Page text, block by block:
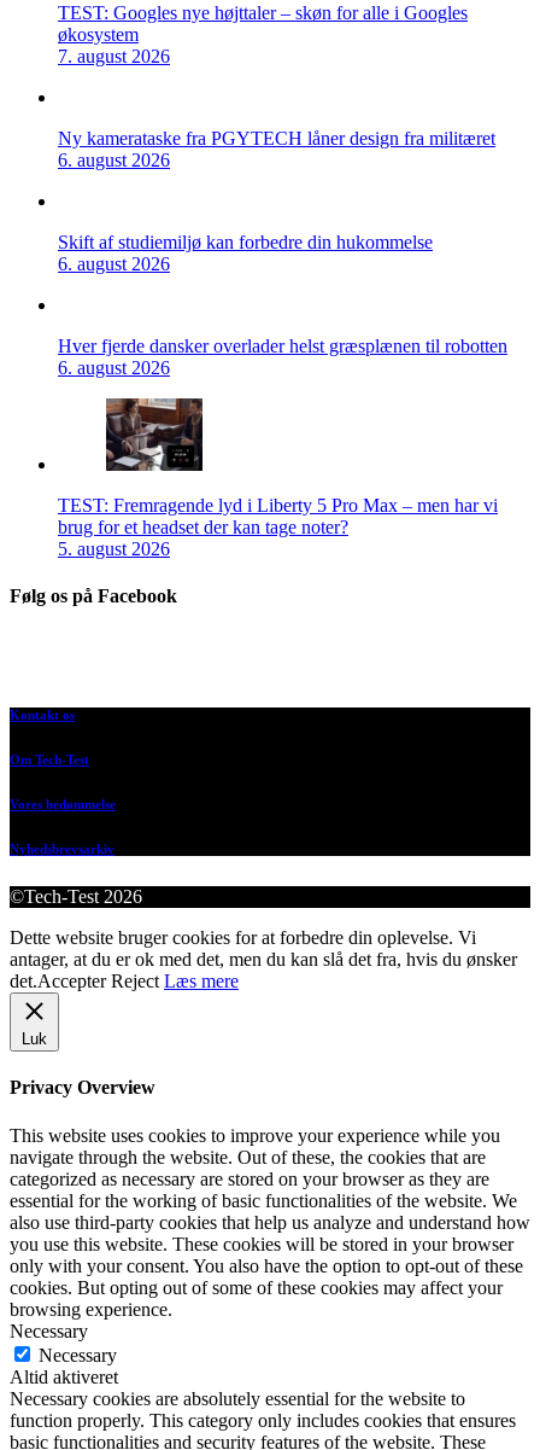
TEST: Googles nye højttaler – skøn for alle i Googles
økosystem
7. august 2026
Ny kamerataske fra PGYTECH låner design fra militæret
6. august 2026
Skift af studiemiljø kan forbedre din hukommelse
6. august 2026
Hver fjerde dansker overlader helst græsplænen til robotten
6. august 2026
TEST: Fremragende lyd i Liberty 5 Pro Max – men har vi
brug for et headset der kan tage noter?
5. august 2026
Følg os på Facebook
Kontakt os
Om Tech-Test
Vores bedømmelse
Nyhedsbrevsarkiv
©Tech-Test 2026
Dette website bruger cookies for at forbedre din oplevelse. Vi
antager, at du er ok med det, men du kan slå det fra, hvis du ønsker
det.Accepter Reject Læs mere
Luk
Privacy Overview
This website uses cookies to improve your experience while you
navigate through the website. Out of these, the cookies that are
categorized as necessary are stored on your browser as they are
essential for the working of basic functionalities of the website. We
also use third-party cookies that help us analyze and understand how
you use this website. These cookies will be stored in your browser
only with your consent. You also have the option to opt-out of these
cookies. But opting out of some of these cookies may affect your
browsing experience.
Necessary
Necessary
Altid aktiveret
Necessary cookies are absolutely essential for the website to
function properly. This category only includes cookies that ensures
basic functionalities and security features of the website. These